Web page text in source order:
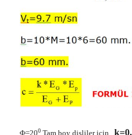
Ф=200 Tam boy dişliler için